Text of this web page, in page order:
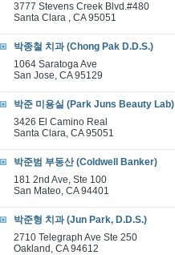
3777 Stevens Creek Blvd.#480
Santa Clara , CA 95051
박종철 치과 (Chong Pak D.D.S.)
1064 Saratoga Ave
San Jose, CA 95129
박준 미용실 (Park Juns Beauty Lab)
3426 El Camino Real
Santa Clara, CA 95051
박준범 부동산 (Coldwell Banker)
181 2nd Ave, Ste 100
San Mateo, CA 94401
박준형 치과 (Jun Park, D.D.S.)
2710 Telegraph Ave Ste 250
Oakland, CA 94612